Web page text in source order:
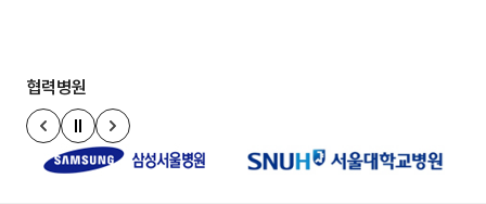
협력병원
이전 슬라이드
정지
다음 슬라이드